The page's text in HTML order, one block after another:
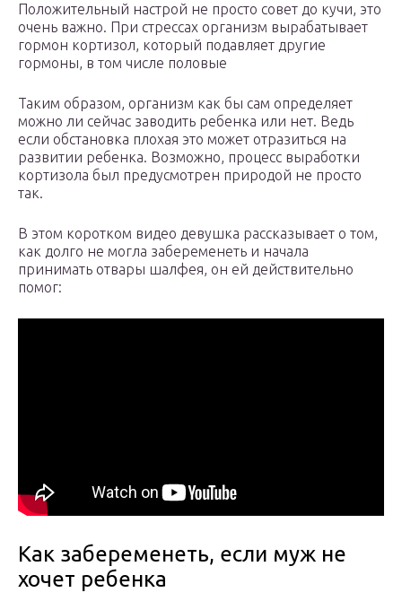
Положительный настрой не просто совет до кучи, это
очень важно. При стрессах организм вырабатывает
гормон кортизол, который подавляет другие
гормоны, в том числе половые
Таким образом, организм как бы сам определяет
можно ли сейчас заводить ребенка или нет. Ведь
если обстановка плохая это может отразиться на
развитии ребенка. Возможно, процесс выработки
кортизола был предусмотрен природой не просто
так.
В этом коротком видео девушка рассказывает о том,
как долго не могла забеременеть и начала
принимать отвары шалфея, он ей действительно
помог:
Как забеременеть, если муж не
хочет ребенка